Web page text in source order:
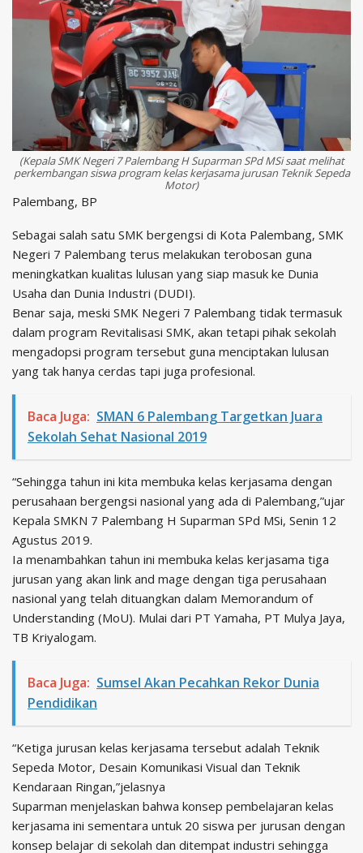
(Kepala SMK Negeri 7 Palembang H Suparman SPd MSi saat melihat
perkembangan siswa program kelas kerjasama jurusan Teknik Sepeda
Motor)
Palembang, BP
Sebagai salah satu SMK bergengsi di Kota Palembang, SMK
Negeri 7 Palembang terus melakukan terobosan guna
meningkatkan kualitas lulusan yang siap masuk ke Dunia
Usaha dan Dunia Industri (DUDI).
Benar saja, meski SMK Negeri 7 Palembang tidak termasuk
dalam program Revitalisasi SMK, akan tetapi pihak sekolah
mengadopsi program tersebut guna menciptakan lulusan
yang tak hanya cerdas tapi juga profesional.
Baca Juga: SMAN 6 Palembang Targetkan Juara
Sekolah Sehat Nasional 2019
“Sehingga tahun ini kita membuka kelas kerjasama dengan
perusahaan bergengsi nasional yang ada di Palembang,”ujar
Kepala SMKN 7 Palembang H Suparman SPd MSi, Senin 12
Agustus 2019.
Ia menambahkan tahun ini membuka kelas kerjasama tiga
jurusan yang akan link and mage dengan tiga perusahaan
nasional yang telah dituangkan dalam Memorandum of
Understanding (MoU). Mulai dari PT Yamaha, PT Mulya Jaya,
TB Kriyalogam.
Baca Juga: Sumsel Akan Pecahkan Rekor Dunia
Pendidikan
“Ketiga jurusan kelas kerjasama tersebut adalah Teknik
Sepeda Motor, Desain Komunikasi Visual dan Teknik
Kendaraan Ringan,”jelasnya
Suparman menjelaskan bahwa konsep pembelajaran kelas
kerjasama ini sementara untuk 20 siswa per jurusan dengan
konsep belajar di sekolah dan ditempat industri sehingga